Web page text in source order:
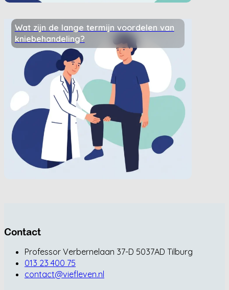
Wat zijn de lange termijn voordelen van
kniebehandeling?
Contact
Professor Verbernelaan 37-D 5037AD Tilburg
013 23 400 75
contact@viefleven.nl